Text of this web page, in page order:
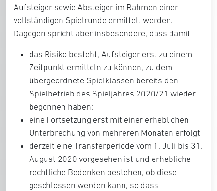
Aufsteiger sowie Absteiger im Rahmen einer
vollständigen Spielrunde ermittelt werden.
Dagegen spricht aber insbesondere, dass damit
das Risiko besteht, Aufsteiger erst zu einem
Zeitpunkt ermitteln zu können, zu dem
übergeordnete Spielklassen bereits den
Spielbetrieb des Spieljahres 2020/21 wieder
begonnen haben;
eine Fortsetzung erst mit einer erheblichen
Unterbrechung von mehreren Monaten erfolgt;
derzeit eine Transferperiode vom 1. Juli bis 31.
August 2020 vorgesehen ist und erhebliche
rechtliche Bedenken bestehen, ob diese
geschlossen werden kann, so dass